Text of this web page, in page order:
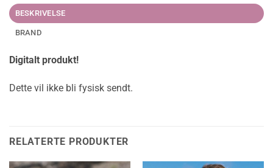
BESKRIVELSE
BRAND
Digitalt produkt!
Dette vil ikke bli fysisk sendt.
RELATERTE PRODUKTER